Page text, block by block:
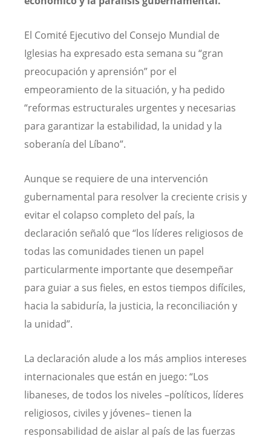
El Comité Ejecutivo del Consejo Mundial de
Iglesias ha expresado esta semana su “gran
preocupación y aprensión” por el
empeoramiento de la situación, y ha pedido
“reformas estructurales urgentes y necesarias
para garantizar la estabilidad, la unidad y la
soberanía del Líbano”.
Aunque se requiere de una intervención
gubernamental para resolver la creciente crisis y
evitar el colapso completo del país, la
declaración señaló que “los líderes religiosos de
todas las comunidades tienen un papel
particularmente importante que desempeñar
para guiar a sus fieles, en estos tiempos difíciles,
hacia la sabiduría, la justicia, la reconciliación y
la unidad”.
La declaración alude a los más amplios intereses
internacionales que están en juego: “Los
libaneses, de todos los niveles –políticos, líderes
religiosos, civiles y jóvenes– tienen la
responsabilidad de aislar al país de las fuerzas